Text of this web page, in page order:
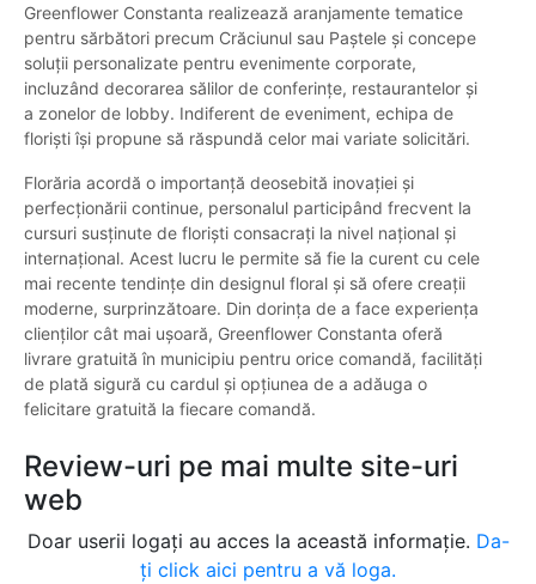
Greenflower Constanta realizează aranjamente tematice
pentru sărbători precum Crăciunul sau Paștele și concepe
soluții personalizate pentru evenimente corporate,
incluzând decorarea sălilor de conferințe, restaurantelor și
a zonelor de lobby. Indiferent de eveniment, echipa de
floriști își propune să răspundă celor mai variate solicitări.
Florăria acordă o importanță deosebită inovației și
perfecționării continue, personalul participând frecvent la
cursuri susținute de floriști consacrați la nivel național și
internațional. Acest lucru le permite să fie la curent cu cele
mai recente tendințe din designul floral și să ofere creații
moderne, surprinzătoare. Din dorința de a face experiența
clienților cât mai ușoară, Greenflower Constanta oferă
livrare gratuită în municipiu pentru orice comandă, facilități
de plată sigură cu cardul și opțiunea de a adăuga o
felicitare gratuită la fiecare comandă.
Review-uri pe mai multe site-uri
web
Doar userii logați au acces la această informație. Da-
ți click aici pentru a vă loga.